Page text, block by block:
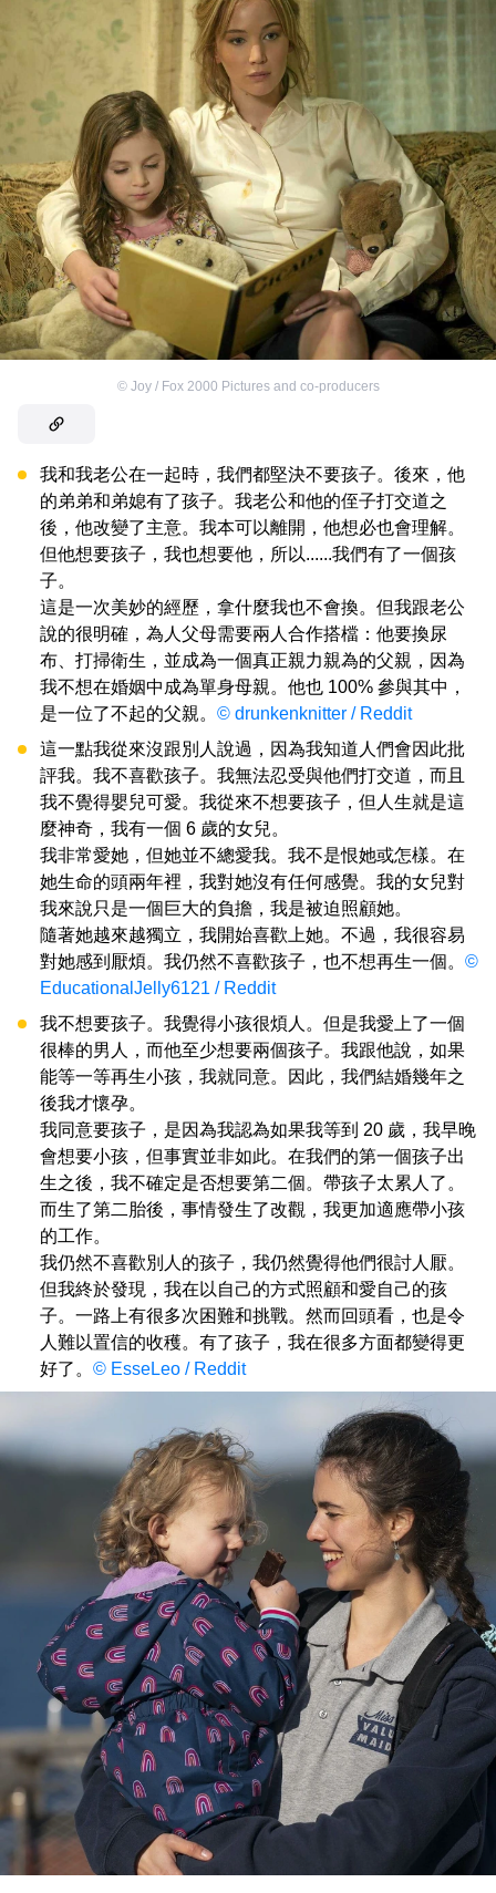
© Joy / Fox 2000 Pictures and co-producers
我和我老公在一起時，我們都堅決不要孩子。後來，他
的弟弟和弟媳有了孩子。我老公和他的侄子打交道之
後，他改變了主意。我本可以離開，他想必也會理解。
但他想要孩子，我也想要他，所以......我們有了一個孩
子。
這是一次美妙的經歷，拿什麼我也不會換。但我跟老公
說的很明確，為人父母需要兩人合作搭檔：他要換尿
布、打掃衛生，並成為一個真正親力親為的父親，因為
我不想在婚姻中成為單身母親。他也 100% 參與其中，
是一位了不起的父親。 © drunkenknitter / Reddit
這一點我從來沒跟別人說過，因為我知道人們會因此批
評我。我不喜歡孩子。我無法忍受與他們打交道，而且
我不覺得嬰兒可愛。我從來不想要孩子，但人生就是這
麼神奇，我有一個 6 歲的女兒。
我非常愛她，但她並不總愛我。我不是恨她或怎樣。在
她生命的頭兩年裡，我對她沒有任何感覺。我的女兒對
我來說只是一個巨大的負擔，我是被迫照顧她。
隨著她越來越獨立，我開始喜歡上她。不過，我很容易
對她感到厭煩。我仍然不喜歡孩子，也不想再生一個。 ©
EducationalJelly6121 / Reddit
我不想要孩子。我覺得小孩很煩人。但是我愛上了一個
很棒的男人，而他至少想要兩個孩子。我跟他說，如果
能等一等再生小孩，我就同意。因此，我們結婚幾年之
後我才懷孕。
我同意要孩子，是因為我認為如果我等到 20 歲，我早晚
會想要小孩，但事實並非如此。在我們的第一個孩子出
生之後，我不確定是否想要第二個。帶孩子太累人了。
而生了第二胎後，事情發生了改觀，我更加適應帶小孩
的工作。
我仍然不喜歡別人的孩子，我仍然覺得他們很討人厭。
但我終於發現，我在以自己的方式照顧和愛自己的孩
子。一路上有很多次困難和挑戰。然而回頭看，也是令
人難以置信的收穫。有了孩子，我在很多方面都變得更
好了。 © EsseLeo / Reddit